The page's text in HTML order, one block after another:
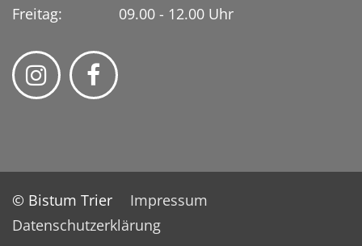
Freitag: 09.00 - 12.00 Uhr
© Bistum Trier
Impressum
Datenschutzerklärung